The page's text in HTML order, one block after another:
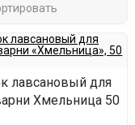
лавсановый для
Хмельница 50